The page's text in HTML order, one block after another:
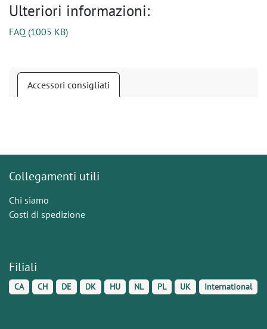
Ulteriori informazioni:
FAQ (1005 KB)
Accessori consigliati
Collegamenti utili
Chi siamo
Costi di spedizione
Filiali
CA CH DE DK HU NL PL UK International